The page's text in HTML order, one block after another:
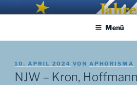
InhaltAPHORISMA.EU
… links und rechts von Jerusalem …
Menü
VERÖFFENTLICHT
AM
10. APRIL 2024 VON APHORISMA
NJW – Kron,